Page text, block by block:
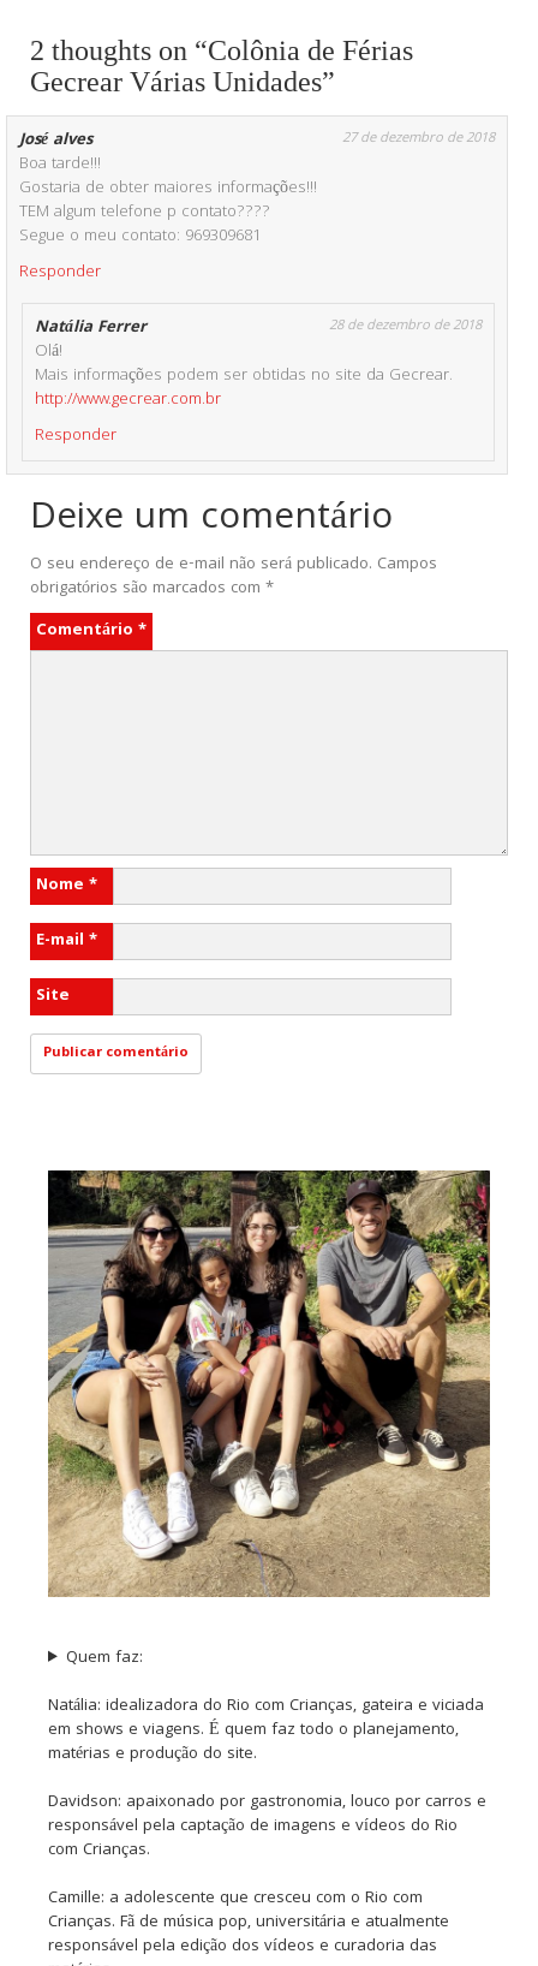
2 thoughts on “Colônia de Férias
Gecrear Várias Unidades”
José alves 27 de dezembro de 2018
Boa tarde!!!
Gostaria de obter maiores informações!!!
TEM algum telefone p contato????
Segue o meu contato: 969309681
Responder
Natália Ferrer 28 de dezembro de 2018
Olá!
Mais informações podem ser obtidas no site da Gecrear.
http://www.gecrear.com.br
Responder
Deixe um comentário
O seu endereço de e-mail não será publicado. Campos
obrigatórios são marcados com *
Comentário *
Nome *
E-mail *
Site
Quem faz:
Natália: idealizadora do Rio com Crianças, gateira e viciada
em shows e viagens. É quem faz todo o planejamento,
matérias e produção do site.
Davidson: apaixonado por gastronomia, louco por carros e
responsável pela captação de imagens e vídeos do Rio
com Crianças.
Camille: a adolescente que cresceu com o Rio com
Crianças. Fã de música pop, universitária e atualmente
responsável pela edição dos vídeos e curadoria das